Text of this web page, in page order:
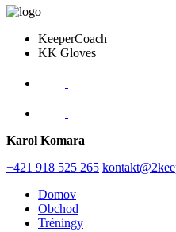
KeeperCoach
KK Gloves
Karol Komara
+421 918 525 265
Domov
Obchod
Tréningy